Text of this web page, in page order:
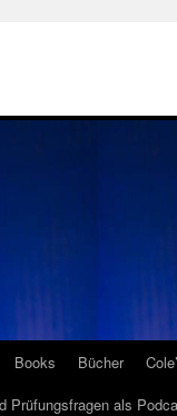
Books Bücher
Prüfungsfragen als